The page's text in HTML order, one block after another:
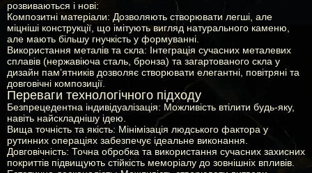
розвиваються і нові:
Композитні матеріали: Дозволяють створювати легші, але
міцніші конструкції, що імітують вигляд натурального каменю,
але мають більшу гнучкість у формуванні.
Використання металів та скла: Інтеграція сучасних металевих
сплавів (нержавіюча сталь, бронза) та загартованого скла у
дизайн пам’ятників дозволяє створювати елегантні, повітряні та
довговічні композиції.
Переваги технологічного підходу
Безпрецедентна індивідуалізація: Можливість втілити будь-яку,
навіть найскладнішу ідею.
Вища точність та якість: Мінімізація людського фактора у
рутинних операціях забезпечує ідеальне виконання.
Довговічність: Точна обробка та використання сучасних захисних
покриттів підвищують стійкість меморіалу до зовнішніх впливів.